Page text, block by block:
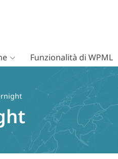
Funzionalità di WPML